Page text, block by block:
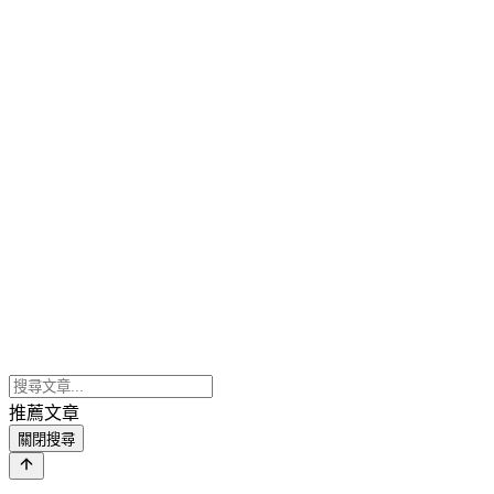
推薦文章
關閉搜尋